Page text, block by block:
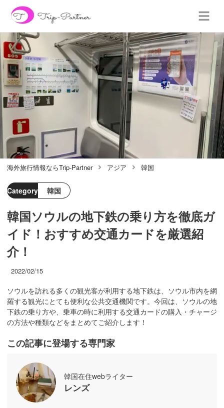
海外旅行情報ならTrip-Partner アジア 韓国
Category 韓国
韓国ソウルの地下鉄の乗り方を徹底ガ
イド！おすすめ交通カードを厳選紹
介！
2022/02/15
ソウルを訪れる多くの観光客が利用する地下鉄は、ソウル市内を網
羅する観光にとても便利な公共交通機関です。今回は、ソウルの地
下鉄の乗り方や、乗車の時に利用する交通カードの購入・チャージ
の方法や種類などをまとめてご紹介します！
この記事に登場する専門家
韓国在住webライター
レンズ